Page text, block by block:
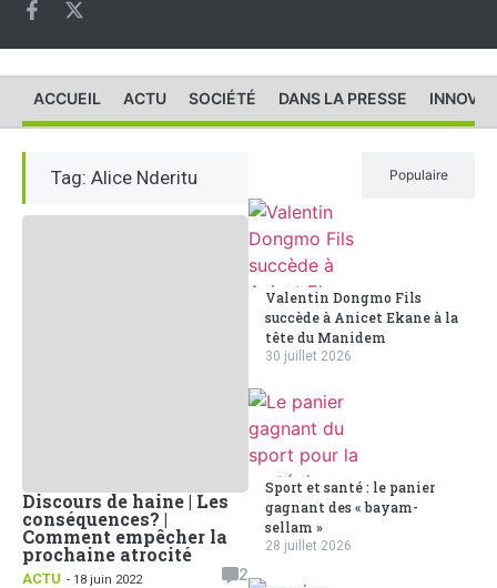
ACCUEIL ACTU SOCIÉTÉ DANS LA PRESSE
Tag: Alice Nderitu
Discours de haine | Les
conséquences? |
Comment empêcher la
prochaine atrocité
ACTU - 18 juin 2022
2
Populaire
Valentin Dongmo Fils
succède à Anicet Ekane à la
tête du Manidem
30 juillet 2026
Sport et santé : le panier
gagnant des « bayam-
sellam »
28 juillet 2026